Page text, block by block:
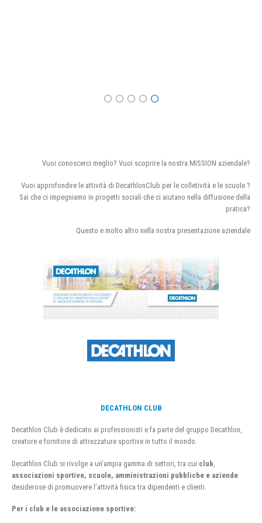
Vuoi conoscerci meglio? Vuoi scoprire la nostra MISSION aziendale?
Vuoi approfondire le attività di DecathlonClub per le colletività e le scuole ?
Sai che ci impegniamo in progetti sociali che ci aiutano nella diffusione della
pratica?
Questo e molto altro nella nostra presentazione aziendale
DECATHLON CLUB
Decathlon Club è dedicato ai professionisti e fa parte del gruppo Decathlon,
creatore e fornitore di attrezzature sportive in tutto il mondo.
Decathlon Club si rivolge a un’ampia gamma di settori, tra cui club
associazioni sportive, scuole, amministrazioni pubbliche e aziende
desiderose di promuovere l’attività fisica tra dipendenti e clienti.
Per i club e le associazione sportive: